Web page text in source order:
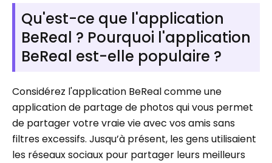
Qu'est-ce que l'application
BeReal ? Pourquoi l'application
BeReal est-elle populaire ?
Considérez l'application BeReal comme une
application de partage de photos qui vous permet
de partager votre vraie vie avec vos amis sans
filtres excessifs. Jusqu’à présent, les gens utilisaient
les réseaux sociaux pour partager leurs meilleurs